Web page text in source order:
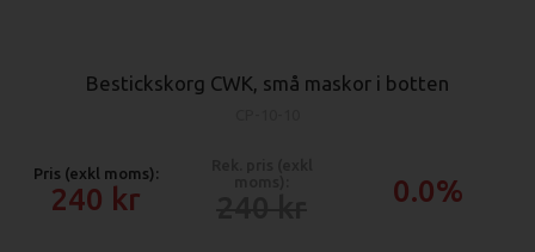
Bestickskorg CWK, små maskor i botten
Pris (exkl moms):
240 0.0%